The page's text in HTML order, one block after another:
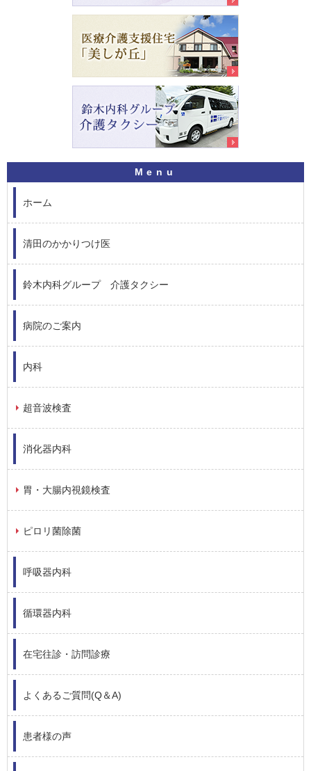
ホーム
清田のかかりつけ医
鈴木内科グループ 介護タクシー
病院のご案内
内科
超音波検査
消化器内科
胃・大腸内視鏡検査
ピロリ菌除菌
呼吸器内科
循環器内科
在宅往診・訪問診療
よくあるご質問(Q＆A)
患者様の声